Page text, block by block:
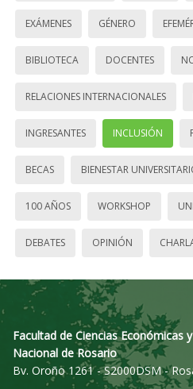
EXÁMENES GÉNERO
BIBLIOTECA DOCENTES
RELACIONES INTERNACIONALES
INGRESANTES INCLUSIÓN
BECAS BIENESTAR
100 AÑOS WORKSHOP
DEBATES OPINIÓN
Facultad de Ciencias Económicas
Nacional de Rosario
Bv. Oroño 1261 - S2000DSM -